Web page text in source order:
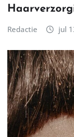
Redactie jul